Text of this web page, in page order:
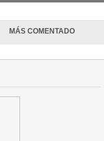
MÁS COMENTADO